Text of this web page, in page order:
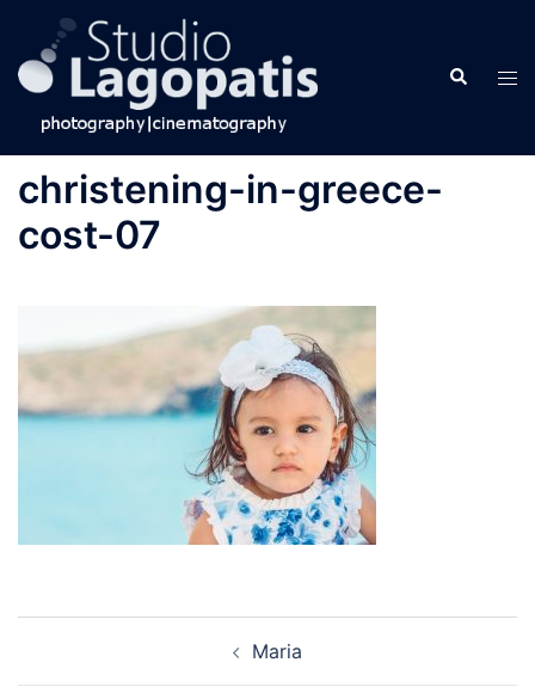
content
Search
christening-in-greece-
cost-07
Maria